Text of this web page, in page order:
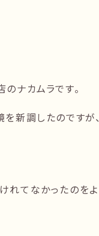
のナカムラです。
新調したのですが、
れてなかったのをよ